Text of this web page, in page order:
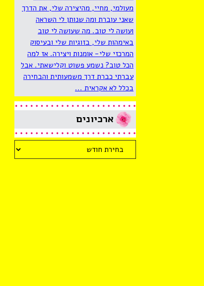
מעולמי, מחיי, מהיצירה שלי, את הדרך
שאני עוברת ומה שנותן לי השראה
ועושה לי טוב. מה שעושה לי טוב
באימהות שלי, בזוגיות שלי ובעיסוק
המרכזי שלי- אומנות ויצירה. אז למה
הכל טוב? נשמע פשוט וקלישאתי. אבל
עברתי כברת דרך משמעותית והבחירה
בכלל לא אקראית ...
ארכיונים